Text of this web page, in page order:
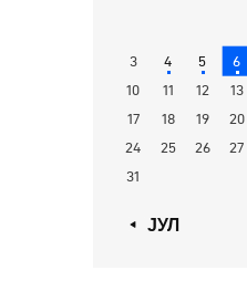
3
4 5 6
10
11 12 13
17
18 19 20
24
25 26 27
31
« ЈУЛ